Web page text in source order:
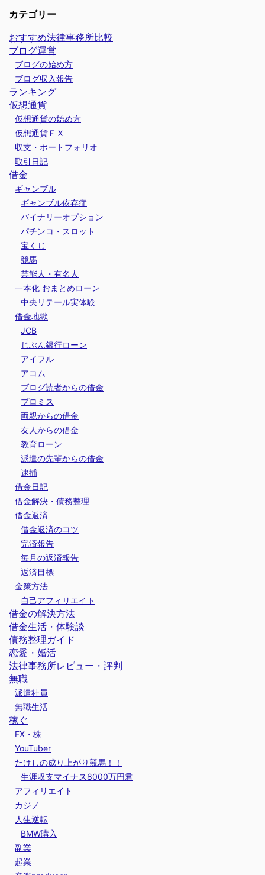
カテゴリー
おすすめ法律事務所比較
ブログ運営
ブログの始め方
ブログ収入報告
ランキング
仮想通貨
仮想通貨の始め方
仮想通貨ＦＸ
収支・ポートフォリオ
取引日記
借金
ギャンブル
ギャンブル依存症
バイナリーオプション
パチンコ・スロット
宝くじ
競馬
芸能人・有名人
一本化 おまとめローン
中央リテール実体験
借金地獄
JCB
じぶん銀行ローン
アイフル
アコム
ブログ読者からの借金
プロミス
両親からの借金
友人からの借金
教育ローン
派遣の先輩からの借金
逮捕
借金日記
借金解決・債務整理
借金返済
借金返済のコツ
完済報告
毎月の返済報告
返済目標
金策方法
自己アフィリエイト
借金の解決方法
借金生活・体験談
債務整理ガイド
恋愛・婚活
法律事務所レビュー・評判
無職
派遣社員
無職生活
稼ぐ
FX・株
YouTuber
たけしの成り上がり競馬！！
生涯収支マイナス8000万円君
アフィリエイト
カジノ
人生逆転
BMW購入
副業
起業